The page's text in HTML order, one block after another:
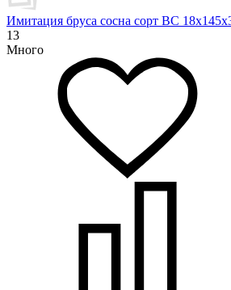
Имитация бруса сосна сорт BC
13
Много